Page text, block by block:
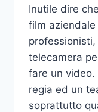
Inutile dire
film
telecamera
fare un video.
regia ed un
soprattutto